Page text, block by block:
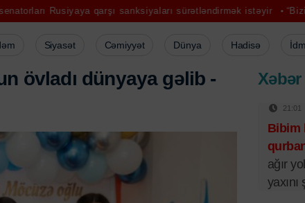
qarşı sanksiyaları sürətləndirmək istəyir “Bizi bir neçə günə
Siyasət Cəmiyyət Dünya Hadisə
n övladı dünyaya gəlib -
21:01
Bibim
ağır